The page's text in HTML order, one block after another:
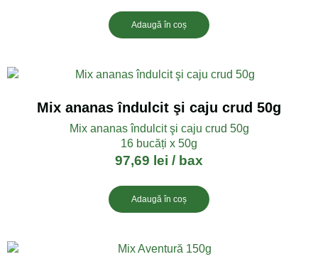
Adaugă în coș
Mix ananas îndulcit şi caju crud 50g
Mix ananas îndulcit şi caju crud 50g
16 bucăți x 50g
97,69 lei / bax
Adaugă în coș